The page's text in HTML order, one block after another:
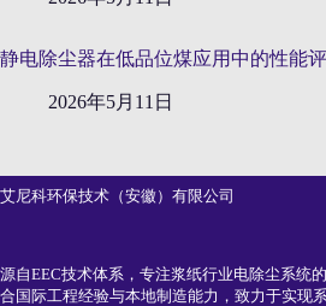
静电除尘器在低品位煤应用中的性能
2026年5月11日
艾尼科环保技术（安徽）有限公司
源自EEC技术体系，专注浆纸行业电除尘系统
合国际工程经验与本地制造能力，致力于实现